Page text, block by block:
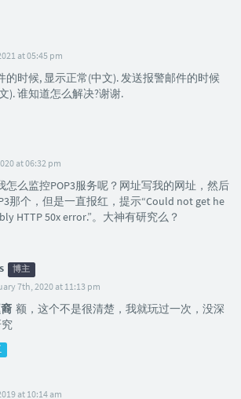
at 05:45 pm
的时候, 显示正常(中文). 发送报警邮件的时候
). 谁知道怎么解决?谢谢.
at 06:32 pm
怎么监控POP3服务呢？网址写我的网址，然后
那个，但是一直报红，提示“Could not get he
HTTP 50x error.”。大神有研究么？
博主
7th, 2020 at 11:13 pm
额，这个不是很清楚，我就玩过一次，没深
at 10:14 am